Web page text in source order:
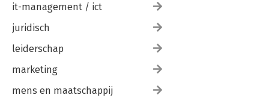
it-management / ict
juridisch
leiderschap
marketing
mens en maatschappij